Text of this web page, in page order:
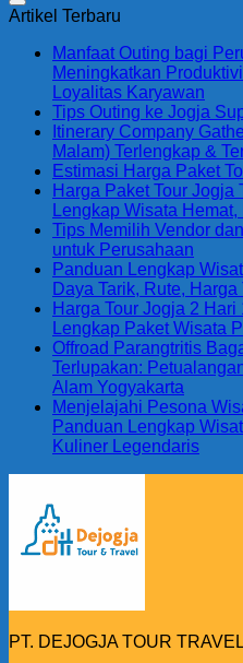
Artikel Terbaru
Manfaat Outing bagi
Meningkatkan
Loyalitas Karyawan
Tips Outing ke Jogja
Itinerary Company
Malam) Terlengkap &
Estimasi Harga Paket
Harga Paket Tour Jogja
Lengkap Wisata
Tips Memilih Vendor
untuk Perusahaan
Panduan Lengkap
Daya Tarik, Rute,
Harga Tour Jogja 2
Lengkap Paket Wisata
Offroad Parangtritis
Terlupakan:
Alam Yogyakarta
Menjelajahi Pesona
Panduan Lengkap
Kuliner Legendaris
PT. DEJOGJA TOUR TRAVEL